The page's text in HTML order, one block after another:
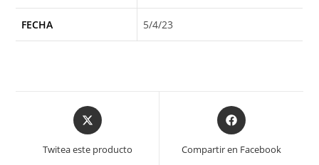
FECHA 5/4/23
Opens
in
new
Twitea este producto
Opens
in
a
new
Compartir en Facebook